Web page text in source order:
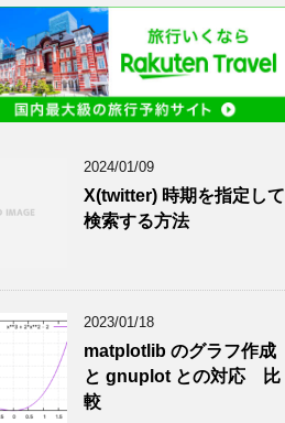
2024/01/09
X(twitter) 時期を指定して
検索する方法
2023/01/18
matplotlib のグラフ作成
と gnuplot との対応 比
較